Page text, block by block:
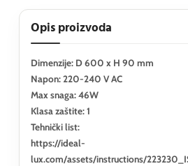
Opis proizvoda
Dimenzije: D 600 x H 90 mm
Napon: 220-240 V AC
Max snaga: 46W
Klasa zaštite: 1
Tehnički list:
https://ideal-
lux.com/assets/instructions/